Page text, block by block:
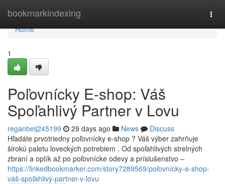
bookmarkindexing
Home
Home
1
Poľovnícky E-shop: Váš
Spoľahlivý Partner v Lovu
reganbeij245199 29 days ago News
Discuss
Hľadáte prvotriedny poľovnícky e-shop ? Váš výber zahrňuje
širokú paletu loveckých potrebiem . Od spoľahlivých strelných
zbraní a optík až po poľovnícke odevy a príslušenstvo –
https://linkedbookmarker.com/story7289569/poľovnícky-e-shop-
váš-spoľahlivý-partner-v-lovu